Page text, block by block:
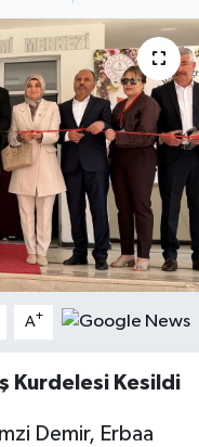
A+
Kurdelesi Kesildi
Demir, Erbaa